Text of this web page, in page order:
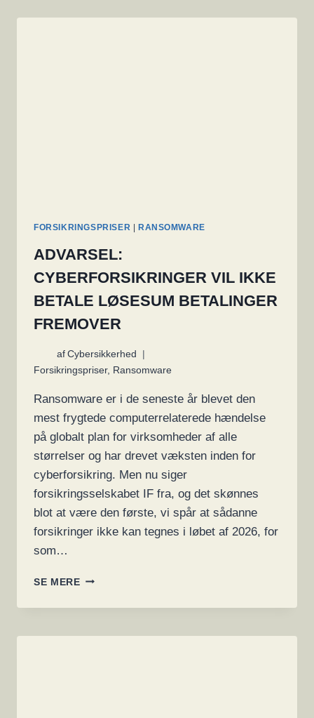
FORSIKRINGSPRISER RANSOMWARE
ADVARSEL:
CYBERFORSIKRINGER VIL IKKE
BETALE LØSESUM BETALINGER
FREMOVER
af Cybersikkerhed
Forsikringspriser, Ransomware
Ransomware er i de seneste år blevet den
mest frygtede computerrelaterede hændelse
på globalt plan for virksomheder af alle
størrelser og har drevet væksten inden for
cyberforsikring. Men nu siger
forsikringsselskabet IF fra, og det skønnes
blot at være den første, vi spår at sådanne
forsikringer ikke kan tegnes i løbet af 2026, for
som…
SE MEREADVARSEL:
VIL
BETALE